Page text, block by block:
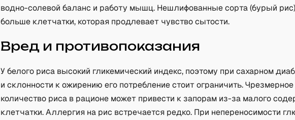
водно-солевой баланс и работу мышц. Нешлифованные сорта (бурый
больше клетчатки, которая продлевает чувство сытости.
Вред и противопоказания
У белого риса высокий гликемический индекс, поэтому при сахарном
и склонности к ожирению его потребление стоит ограничить. Чрезмерное
количество риса в рационе может привести к запорам из-за малого
клетчатки. Аллергия на рис встречается редко. При непереносимости